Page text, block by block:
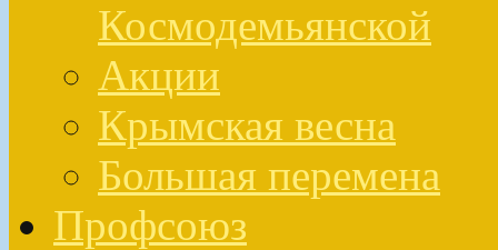
Космодемьянской
Акции
Крымская весна
Большая перемена
Профсоюз